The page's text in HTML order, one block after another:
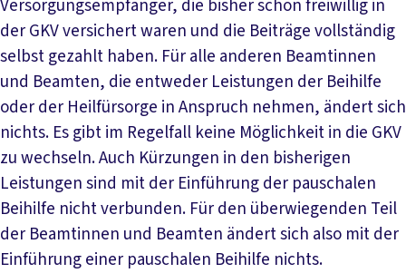
Versorgungsempfänger, die bisher schon freiwillig in
der GKV versichert waren und die Beiträge vollständig
selbst gezahlt haben. Für alle anderen Beamtinnen
und Beamten, die entweder Leistungen der Beihilfe
oder der Heilfürsorge in Anspruch nehmen, ändert sich
nichts. Es gibt im Regelfall keine Möglichkeit in die GKV
zu wechseln. Auch Kürzungen in den bisherigen
Leistungen sind mit der Einführung der pauschalen
Beihilfe nicht verbunden. Für den überwiegenden Teil
der Beamtinnen und Beamten ändert sich also mit der
Einführung einer pauschalen Beihilfe nichts.